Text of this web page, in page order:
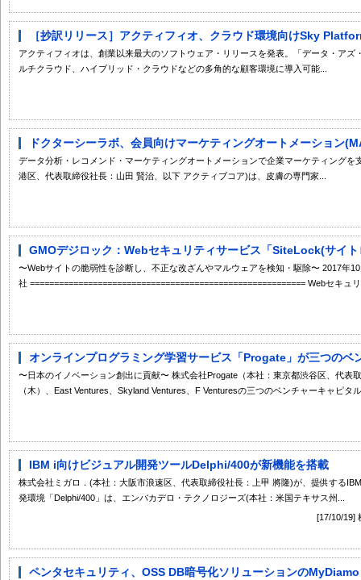
［抄訳リリース］アクティフィオ、クラウド環境向けSky
アクティフィオは、創業以来最大のソフトウェア・リリースを発表。「データ・ア
ルチクラウド、ハイブリッド・クラウドなどの多角的な顧客環境に導入可能...
ドクターシーラボ、会員向けマーケティングオートメーション
データ分析・レコメンド・マーケティングオートメーションで企業マーケティング
港区、代表取締役社長：山田 賢治、以下 アクティブコア)は、皮膚の専門家...
GMOデジロック：Webセキュリティサービス「SiteLock(サイ
〜Webサイトの脆弱性を診断し、不正な改ざんやマルウェアを検知・駆除〜 2017年
社 ========================================================= Webセキ
オンラインプログラミング学習サービス「Progate」が三つのベ
〜日本のイノベーション創出に貢献〜 株式会社Progate（本社：東京都渋谷区、代表
（木）、East Ventures、Skyland Ventures、F Venturesの三つのベンチャーキャピタ
IBM i向けビジュアル開発ツールDelphi/400が新機能を搭載
株式会社ミガロ．(本社：大阪市浪速区、代表取締役社長：上甲 將隆)が、提供する
発環境「Delphi/400」は、エンバカデロ・テクノロジーズ(本社：米国テキサス州...
[17/10/19]
ペンタセキュリティ、OSS DB暗号化ソリューションの